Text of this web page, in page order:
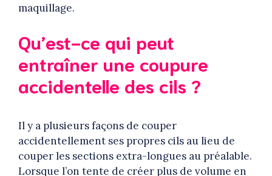
maquillage.
Qu’est-ce qui peut
entraîner une coupure
accidentelle des cils ?
Il y a plusieurs façons de couper
accidentellement ses propres cils au lieu de
couper les sections extra-longues au préalable.
Lorsque l’on tente de créer plus de volume en